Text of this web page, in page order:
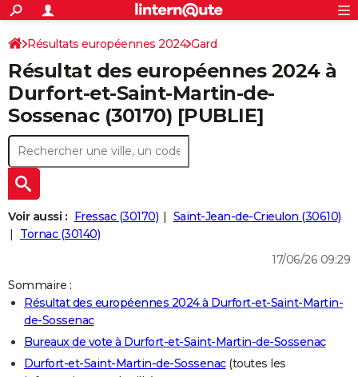
ACTUALITÉS
Politique
Société
Faits Divers
Education
Monde
Villes
+
SPORT
Coupe du monde 2026
Football
Tennis
Cyclisme
Rugby
Forum
CULTURE
Programme TV
TNT
Streaming
Cinéma
Sorties cinéma
Musique
+
FINANCE
Retraite
Impôts
Epargne
Immobilier
Risques naturels par ville
Banque
Assurance
CréditAUTO
Essais
Réserver un essai
Citadines
Berlines
SUV
Forum auto
+HIGH-TECH
Mobiles
Meilleur smartphone
Internet
Ordinateurs
Jeux vidéo
Guide high-tech
+
BRICOLAGE
Forum
Aménagement intérieur
Extérieur
Cuisine
Salle de bains
Jardinage
Rangement
LIFESTYLE
Art de vivre
Bien-être
Loisirs
Mode
Modes de vie
SANTE
Alimentation
Guide de la santé
Maladies
Médicaments
Sommeil
VOYAGE
Destinations
City break
Voyage nature
Voyage de noces
Forum
Climat
S'inscrire
Connexion
Résultats européennes 2024 Gard
Résultat des européennes 2024 à
Durfort-et-Saint-Martin-de-
Sossenac (30170) [PUBLIE]
Voir aussi : Fressac (30170)
Saint-Jean-de-Crieulon (30610)
Tornac (30140)
17/06/26 09:29
Sommaire :
Résultat des européennes 2024 à Durfort-et-Saint-Martin-
de-Sossenac
Bureaux de vote à Durfort-et-Saint-Martin-de-Sossenac
Durfort-et-Saint-Martin-de-Sossenac(toutes les